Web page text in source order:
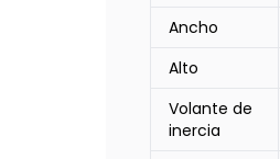
Ancho
Alto
Volante de
inercia